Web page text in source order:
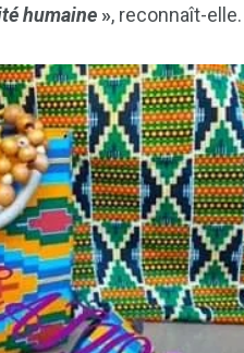
humaine », reconnaît-elle.